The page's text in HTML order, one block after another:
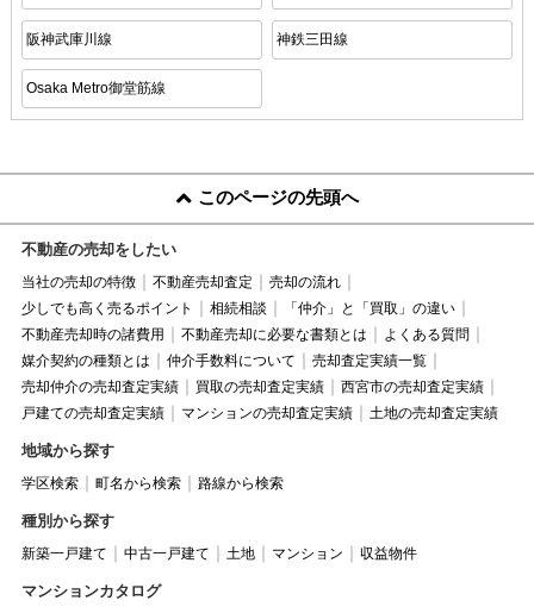
阪神武庫川線 神鉄三田線
Osaka Metro御堂筋線
このページの先頭へ
不動産の売却をしたい
当社の売却の特徴 不動産売却査定
売却の流れ
少しでも高く売るポイント
相続相談
「仲介」と「買取」の違い
不動産売却時の諸費用
不動産売却に必要な書類とは
よくある質問
媒介契約の種類とは
仲介手数料について
売却査定実績一覧
売却仲介の売却査定実績
買取の売却査定実績
西宮市の売却査定実績
戸建ての売却査定実績
マンションの売却査定実績 土地の売却査定実績
地域から探す
学区検索 町名から検索 路線から検索
種別から探す
新築一戸建て 中古一戸建て 土地 マンション 収益物件
マンションカタログ